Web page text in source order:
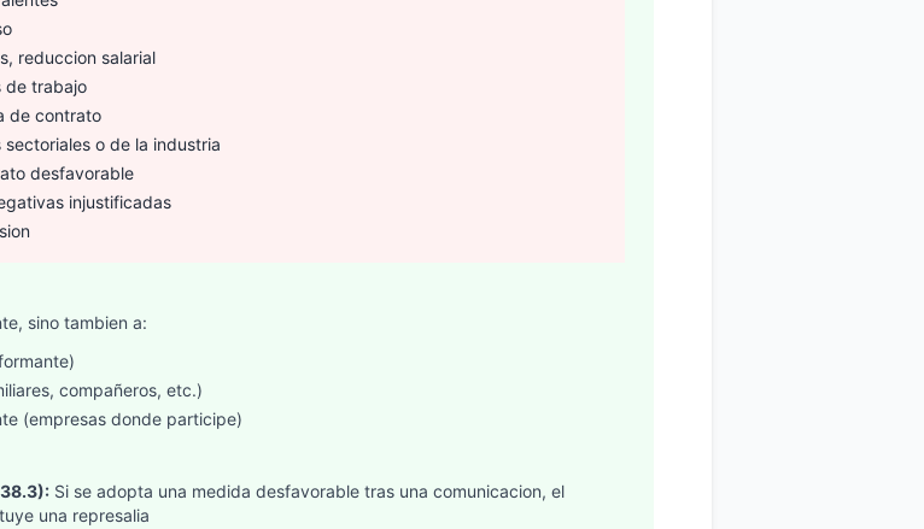
reduccion salarial
de trabajo
de contrato
o de la industria
desfavorable
injustificadas
sino tambien a:
compañeros, etc.)
(empresas donde participe)
Si se adopta una medida desfavorable tras una comunicacion, el
una represalia